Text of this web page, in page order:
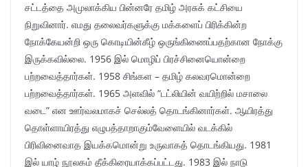
சட்டத்தை அமுலாக்கிய பின்னரே தமிழ் அரசுக் கட்சியை
நிறுவினார். எமது தலைவர்களுக்கு மக்களைப் பிரிக்கின்ற
நோக்கேயன்றி ஒரு கொடியின்கீழ் ஒருங்கிணைப்பதற்கான நோக்கு
இருக்கவில்லை. 1956 இல் மொழிப் பிரச்சினையொன்றை
பற்றவைத்தார்கள். 1958 சிங்கள – தமிழ் கலவரமொன்றை
பற்றவைத்தார்கள். 1965 அளவில் “டட்லியின் வயிற்றில் மசாலை
வடை” என ஊர்வலமாகச் செல்லத் தொடங்கினார்கள். ஆயிரத்து
தொள்ளாயிரத்து எழுபத்தாறாகும்வேளையில் வடக்கில்
பிரிவினைவாத இயக்கமொன்று உருவாகத் தொடங்கியது. 1981
இல் யாழ் நூலகம் தீக்கிரையாக்கப்பட்டது. 1983 இல் நாடு